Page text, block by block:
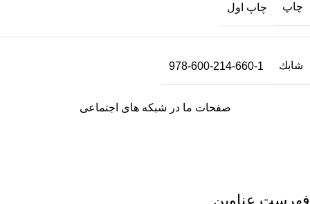
فهرست عناوین
چاپ چاپ اول
شابك 978-600-214-660-1
صفحات ما در شبکه های اجتماعی